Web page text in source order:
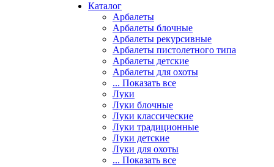
Каталог
Арбалеты
Арбалеты блочные
Арбалеты рекурсивные
Арбалеты пистолетного типа
Арбалеты детские
Арбалеты для охоты
... Показать все
Луки
Луки блочные
Луки классические
Луки традиционные
Луки детские
Луки для охоты
... Показать все